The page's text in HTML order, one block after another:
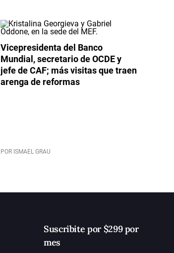
Vicepresidenta del Banco
Mundial, secretario de OCDE y
jefe de CAF; más visitas que traen
arenga de reformas
POR ISMAEL GRAU
Suscribite por $299 por
mes